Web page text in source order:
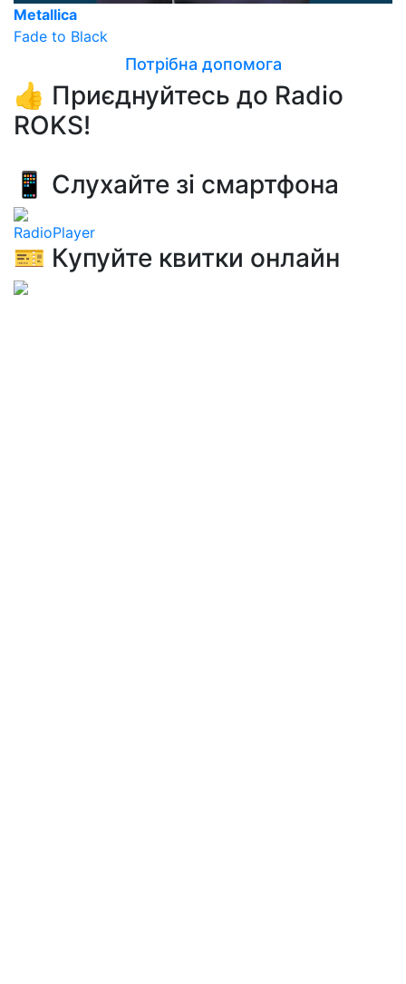
Metallica
Fade to Black
Потрібна допомога
👍 Приєднуйтесь до Radio
ROKS!
📱 Слухайте зі смартфона
RadioPlayer
🎫 Купуйте квитки онлайн